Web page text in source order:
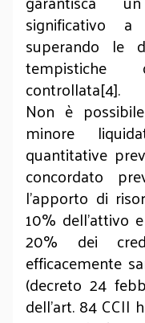
significativo
superando le
controllata[4].
Non è
minore
quantitative
concordato
l’apporto di
10% dell’attivo
20% dei
efficacemente
(decreto 24
dell'art. 84 CCII